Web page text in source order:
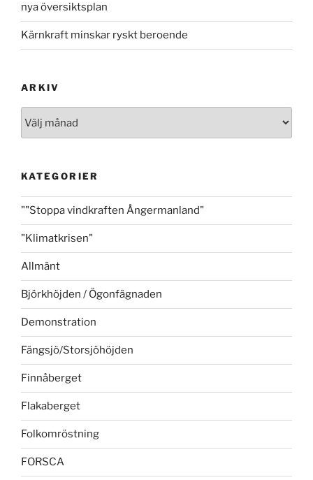
nya översiktsplan
Kärnkraft minskar ryskt beroende
ARKIV
KATEGORIER
""Stoppa vindkraften Ångermanland"
"Klimatkrisen"
Allmänt
Björkhöjden / Ögonfägnaden
Demonstration
Fängsjö/Storsjöhöjden
Finnåberget
Flakaberget
Folkomröstning
FORSCA